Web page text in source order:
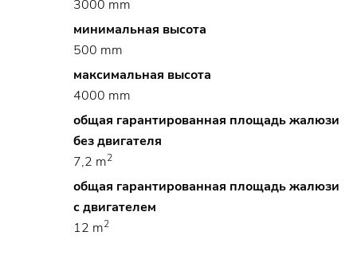
3000 mm
минимальная высота
500 mm
максимальная высота
4000 mm
общая гарантированная площадь жалюзи
без двигателя
7,2 m2
общая гарантированная площадь жалюзи
с двигателем
12 m2